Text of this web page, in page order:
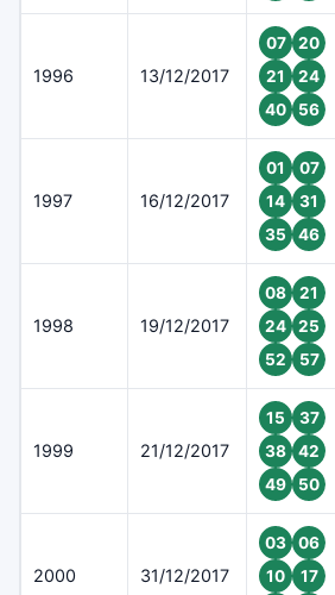
1996 13/12/2017
07
20
21
24
40
56
1997 16/12/2017
01
07
14
31
35
46
1998 19/12/2017
08
21
24
25
52
57
1999 21/12/2017
15
37
38
42
49
50
2000 31/12/2017
03
06
10
17